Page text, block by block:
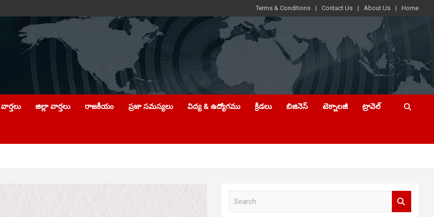
Terms & Conditions Contact Us About Us Home
జిల్లా వార్తలు రాజకీయం ప్రజా సమస్యలు విద్య & ఉద్యోగము క్రీడలు బిజినెస్ టెక్నాలజీ ట్రావెల్